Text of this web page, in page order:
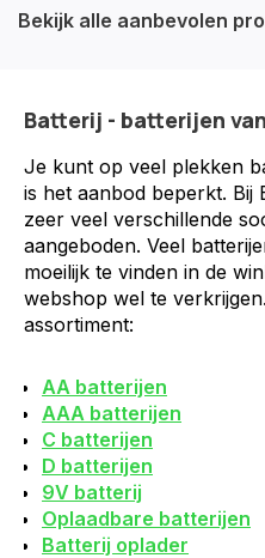
Bekijk alle aanbevolen
Batterij - batterijen
Je kunt op veel plekken
is het aanbod beperkt. Bij
zeer veel verschillende
aangeboden. Veel
moeilijk te vinden in de
webshop wel te
assortiment:
AA batterijen
AAA batterijen
C batterijen
D batterijen
9V batterij
Oplaadbare batterijen
Batterij oplader